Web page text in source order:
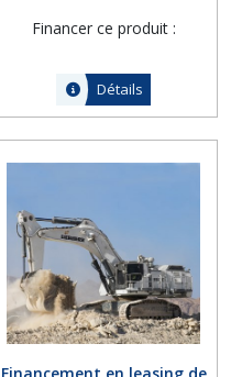
Financer ce produit :
Détails
Financement en leasing de